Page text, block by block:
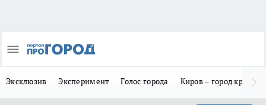
Эксклюзив Эксперимент Голос города Киров – город